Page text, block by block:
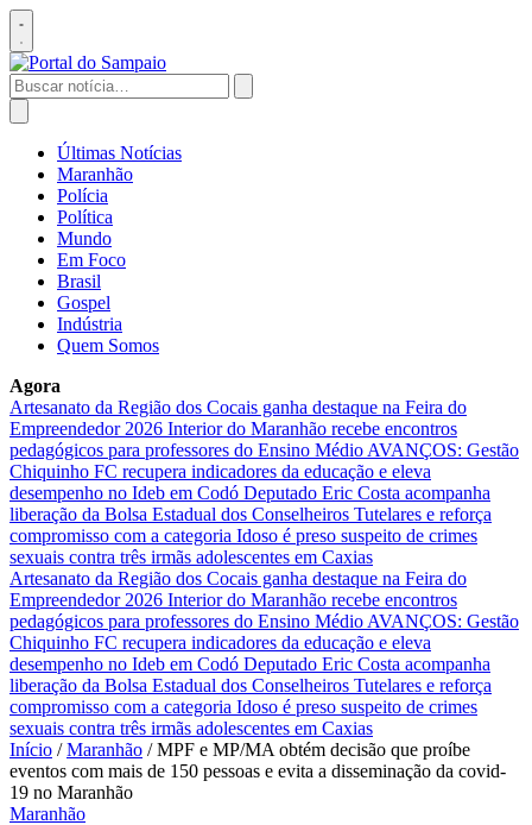
Pular
para
o
conteúdo
Abrir
menu
Buscar
por:
Abrir
buscaÚltimas Notícias
Maranhão
Polícia
Política
Mundo
Em Foco
Brasil
Gospel
Indústria
Quem Somos
Agora
Artesanato da Região dos Cocais ganha destaque na Feira do
Empreendedor 2026 Interior do Maranhão recebe encontros
pedagógicos para professores do Ensino Médio AVANÇOS: Gestão
Chiquinho FC recupera indicadores da educação e eleva
desempenho no Ideb em Codó Deputado Eric Costa acompanha
liberação da Bolsa Estadual dos Conselheiros Tutelares e reforça
compromisso com a categoria Idoso é preso suspeito de crimes
sexuais contra três irmãs adolescentes em Caxias
Artesanato da Região dos Cocais ganha destaque na Feira do
Empreendedor 2026 Interior do Maranhão recebe encontros
pedagógicos para professores do Ensino Médio AVANÇOS: Gestão
Chiquinho FC recupera indicadores da educação e eleva
desempenho no Ideb em Codó Deputado Eric Costa acompanha
liberação da Bolsa Estadual dos Conselheiros Tutelares e reforça
compromisso com a categoria Idoso é preso suspeito de crimes
sexuais contra três irmãs adolescentes em Caxias
Início / Maranhão / MPF e MP/MA obtém decisão que proíbe
eventos com mais de 150 pessoas e evita a disseminação da covid-
19 no Maranhão
Maranhão